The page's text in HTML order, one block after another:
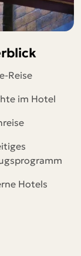
Reise
im Hotel
Hotels